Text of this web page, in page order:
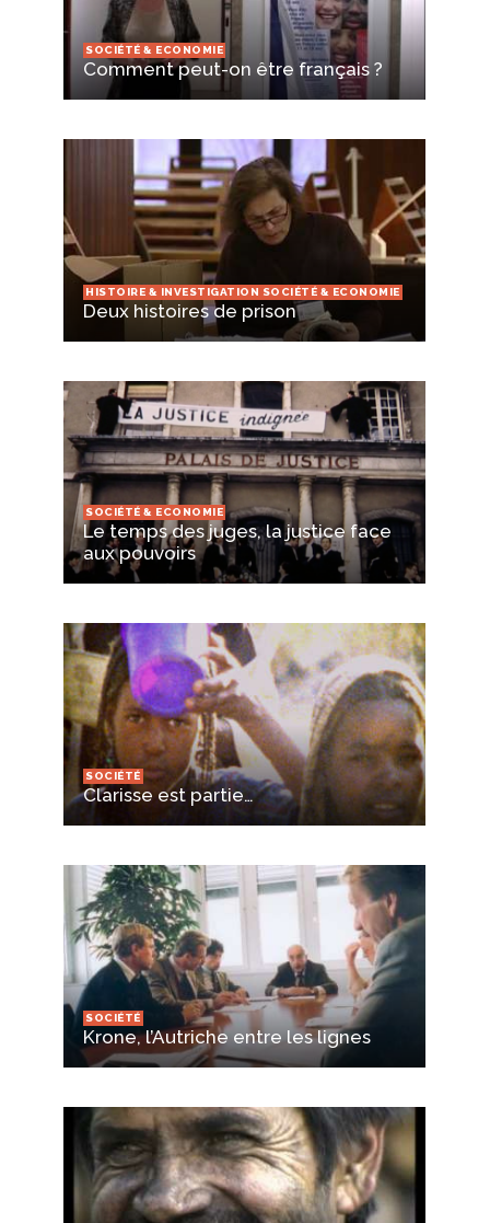
SOCIÉTÉ & ECONOMIE
Comment peut-on être français ?
HISTOIRE & INVESTIGATION SOCIÉTÉ & ECONOMIE
Deux histoires de prison
SOCIÉTÉ & ECONOMIE
Le temps des juges, la justice face
aux pouvoirs
SOCIÉTÉ
Clarisse est partie…
SOCIÉTÉ
Krone, l’Autriche entre les lignes